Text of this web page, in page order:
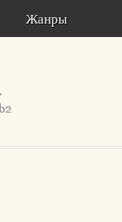
Жанры